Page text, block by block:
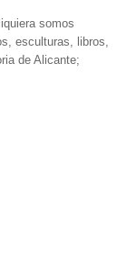
somos
esculturas, libros,
de Alicante;